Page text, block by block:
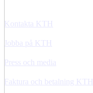
Kontakta KTH
Jobba på KTH
Press och media
Faktura och betalning KTH